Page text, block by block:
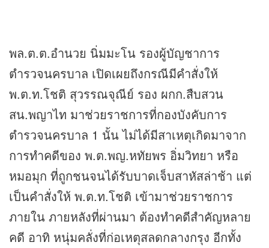
พล.ต.ต.อํานวย นิ่มมะโน รองผู้บัญชาการ
ตำรวจนครบาล เปิดเผยถึงกรณีมีคำสั่งให้
พ.ต.ท.โชติ สุวรรณจุณีย์ รอง ผกก.สืบสวน
สน.พญาไท มาช่วยราชการที่กองบังคับการ
ตำรวจนครบาล 1 นั้น ไม่ได้มีสาเหตุเกิดมาจาก
การทำคดีของ พ.ต.พญ.หทัยพร อิ่มวิทยา หรือ
หมอมุก ที่ถูกชนจนได้รับบาดเจ็บสาหัสล่าช้า แต่
เป็นคำสั่งให้ พ.ต.ท.โชติ เข้ามาช่วยราชการ
ภายใน ภายหลังที่ผ่านมา ต้องทำคดีสำคัญหลาย
คดี อาทิ หนุ่มคลั่งที่ก่อเหตุสลดกลางกรุง อีกทั้ง